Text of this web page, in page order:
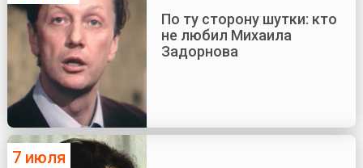
По ту сторону шутки: кто
не любил Михаила
Задорнова
7 июля